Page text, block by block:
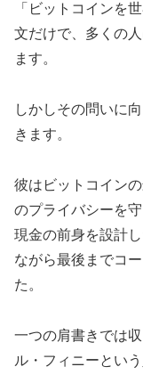
「ビットコインを
文だけで、多くの
ます。
しかしその問いに
きます。
彼はビットコイン
のプライバシーを
現金の前身を設計
ながら最後までコ
た。
一つの肩書きでは
ル・フィニーとい